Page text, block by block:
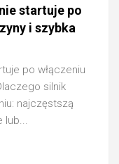
startuje po
i szybka
po włączeniu
silnik
najczęstszą
lub...